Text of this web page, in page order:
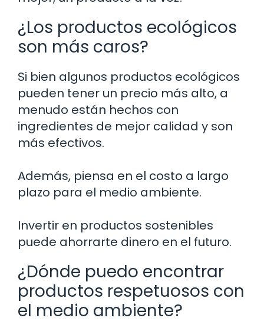
¿Los productos ecológicos
son más caros?
Si bien algunos productos ecológicos
pueden tener un precio más alto, a
menudo están hechos con
ingredientes de mejor calidad y son
más efectivos.
Además, piensa en el costo a largo
plazo para el medio ambiente.
Invertir en productos sostenibles
puede ahorrarte dinero en el futuro.
¿Dónde puedo encontrar
productos respetuosos con
el medio ambiente?